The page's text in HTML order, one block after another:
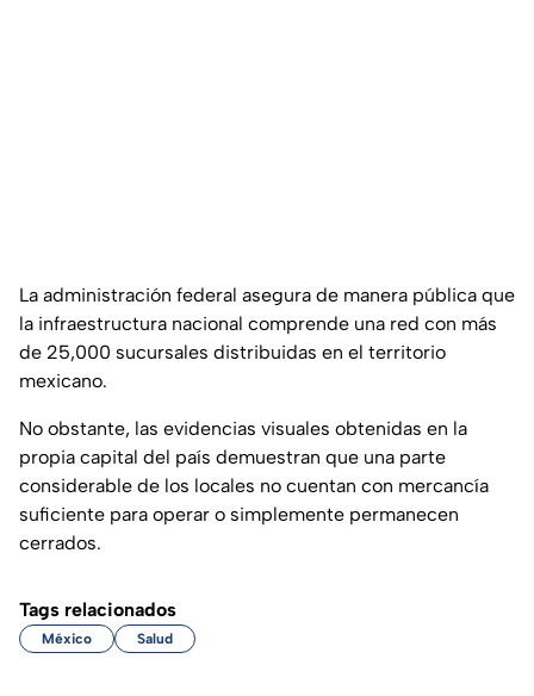
La administración federal asegura de manera pública que
la infraestructura nacional comprende una red con más
de 25,000 sucursales distribuidas en el territorio
mexicano.
No obstante, las evidencias visuales obtenidas en la
propia capital del país demuestran que una parte
considerable de los locales no cuentan con mercancía
suficiente para operar o simplemente permanecen
cerrados.
Tags relacionados
México Salud